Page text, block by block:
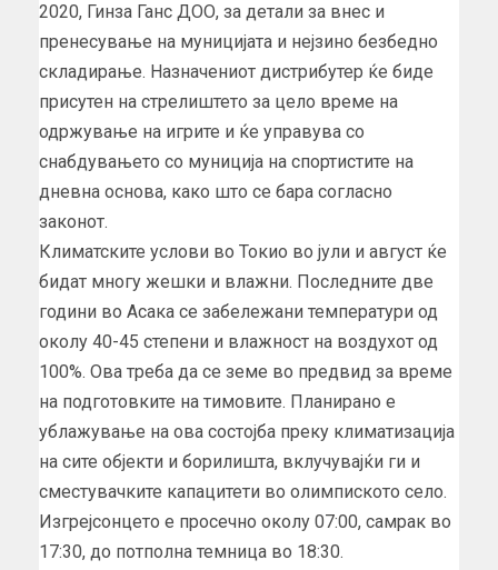
2020, Гинза Ганс ДОО, за детали за внес и
пренесување на муницијата и нејзино безбедно
складирање. Назначениот дистрибутер ќе биде
присутен на стрелиштето за цело време на
одржување на игрите и ќе управува со
снабдувањето со муниција на спортистите на
дневна основа, како што се бара согласно
законот.
Климатските услови во Токио во јули и август ќе
бидат многу жешки и влажни. Последните две
години во Асака се забележани температури од
околу 40-45 степени и влажност на воздухот од
100%. Ова треба да се земе во предвид за време
на подготовките на тимовите. Планирано е
ублажување на ова состојба преку климатизација
на сите објекти и борилишта, вклучувајќи ги и
сместувачките капацитети во олимпиското село.
Изгрејсонцето е просечно околу 07:00, самрак во
17:30, до потполна темница во 18:30.